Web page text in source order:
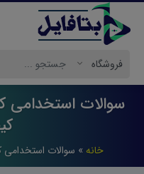
سوالات استخدامی
خانه » سوالات استخدامی